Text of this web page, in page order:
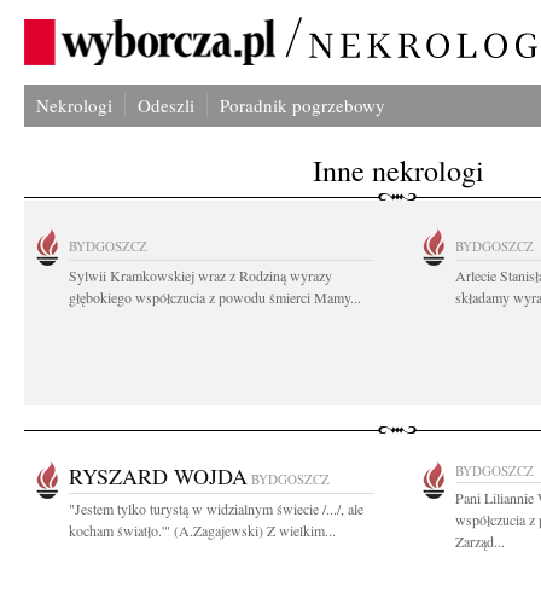
Nekrologi Odeszli Poradnik pogrzebowy
Inne nekrologi
BYDGOSZCZ
Sylwii Kramkowskiej wraz z Rodziną wyrazy
głębokiego współczucia z powodu śmierci Mamy...
BYDGOSZCZ
Arlecie
składamy
RYSZARD WOJDA BYDGOSZCZ
"Jestem tylko turystą w widzialnym świecie /.../, ale
kocham światło.'" (A.Zagajewski) Z wielkim...
BYDGOSZCZ
Pani Liliannie
współczucia
Zarząd...